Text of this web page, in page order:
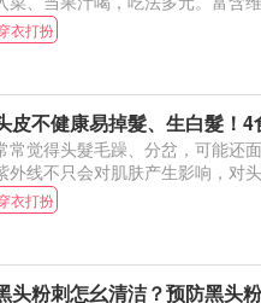
衣打扮
皮不健康易掉髮、生白髮！
常觉得头髮毛躁、分岔，可能还
外线不只会对肌肤产生影响，对
衣打扮
头粉刺怎幺清洁？预防黑头